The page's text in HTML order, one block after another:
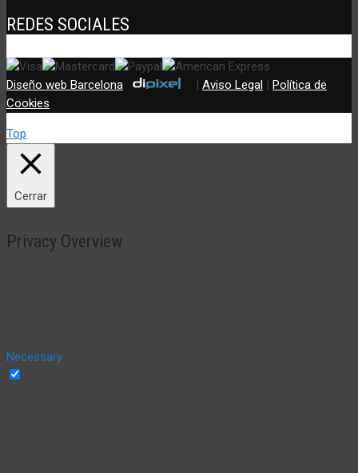
REDES SOCIALES
Diseño web Barcelona: Aviso Legal
Política de
Cookies
Top
Cerrar
Privacy Overview
Necessary